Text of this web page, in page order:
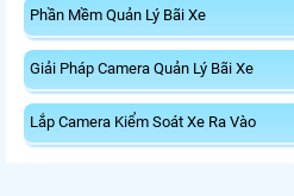
Phần Mềm Quản Lý Bãi Xe
Giải Pháp Camera Quản Lý Bãi Xe
Lắp Camera Kiểm Soát Xe Ra Vào